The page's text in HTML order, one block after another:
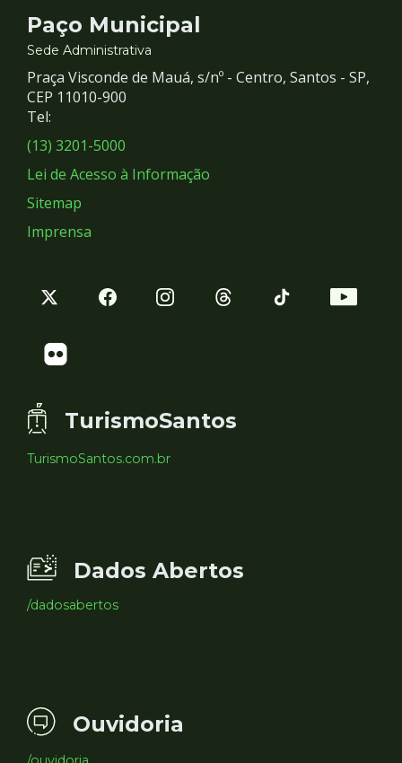
Contato
e
Redes
Sociais
Paço Municipal
Sede Administrativa
Praça Visconde de Mauá, s/nº - Centro, Santos - SP,
CEP 11010-900
Tel:
(13) 3201-5000
Lei de Acesso à Informação
Sitemap
Imprensa
TurismoSantos
TurismoSantos.com.br
Dados Abertos
/dadosabertos
Ouvidoria